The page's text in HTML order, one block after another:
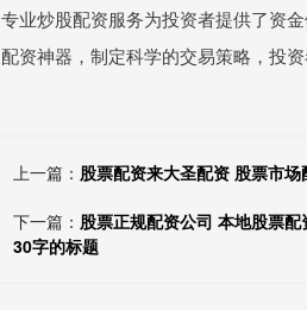
专业炒股配资服务为投资者提供了资
配资神器，制定科学的交易策略，投
上一篇： 股票配资来大圣配资 股票市
下一篇： 股票正规配资公司 本地股票
30字的标题